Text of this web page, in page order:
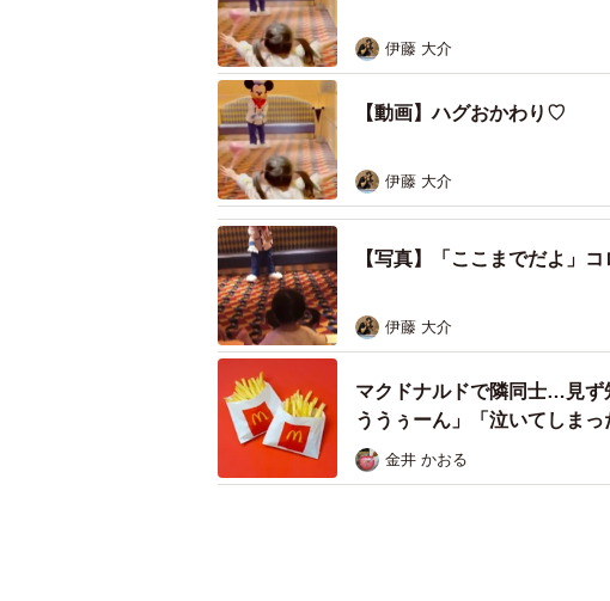
伊藤 大介
【動画】ハグおかわり♡
伊藤 大介
【写真】「ここまでだよ」
伊藤 大介
マクドナルドで隣同士…見ず
ううぅーん」「泣いてしまっ
金井 かおる